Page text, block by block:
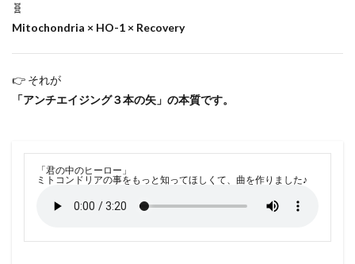
🧬
Mitochondria × HO-1 × Recovery
👉 それが
「アンチエイジング３本の矢」の本質です。
「君の中のヒーロー」
ミトコンドリアの事をもっと知ってほしくて、曲を作りました♪